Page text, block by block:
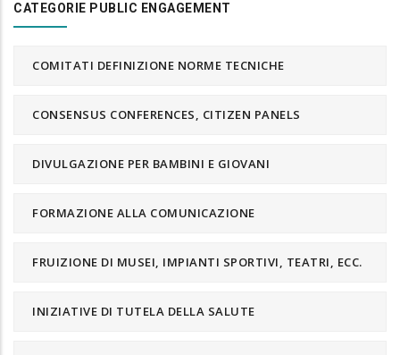
CATEGORIE PUBLIC ENGAGEMENT
COMITATI DEFINIZIONE NORME TECNICHE
CONSENSUS CONFERENCES, CITIZEN PANELS
DIVULGAZIONE PER BAMBINI E GIOVANI
FORMAZIONE ALLA COMUNICAZIONE
FRUIZIONE DI MUSEI, IMPIANTI SPORTIVI, TEATRI, ECC.
INIZIATIVE DI TUTELA DELLA SALUTE